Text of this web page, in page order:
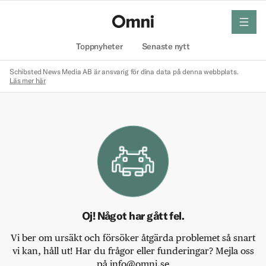
Toppnyheter Senaste nytt
meny
Schibsted News Media AB är ansvarig för dina data på denna webbplats.
Läs mer här
Oj! Något har gått fel.
Vi ber om ursäkt och försöker åtgärda problemet så snart
vi kan, håll ut! Har du frågor eller funderingar? Mejla oss